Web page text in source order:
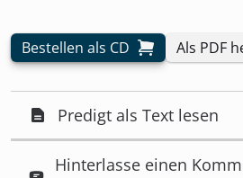
Bestellen als CD Als PDF
Predigt als Text lesen
Hinterlasse einen